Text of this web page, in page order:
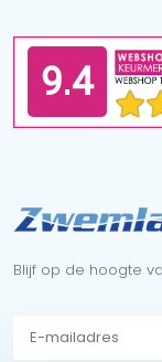
Blijf op de hoogte